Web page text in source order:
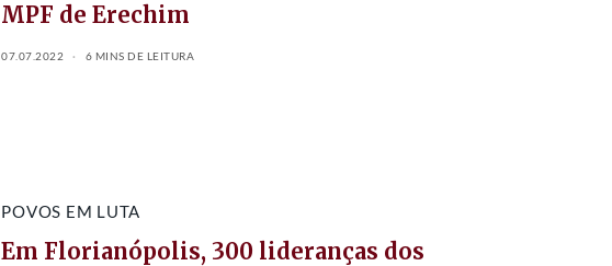
MPF de Erechim
07.07.2022 6 MINS DE LEITURA
POVOS EM LUTA
Em Florianópolis, 300 lideranças dos